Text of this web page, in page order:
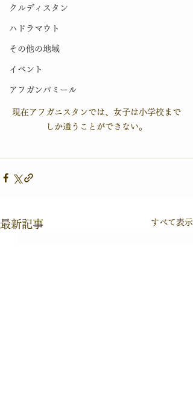
クルディスタン
ハドラマウト
その他の地域
イベント
アフガンパミール
現在アフガニスタンでは、女子は小学校まで
しか通うことができない。
最新記事 すべて表示